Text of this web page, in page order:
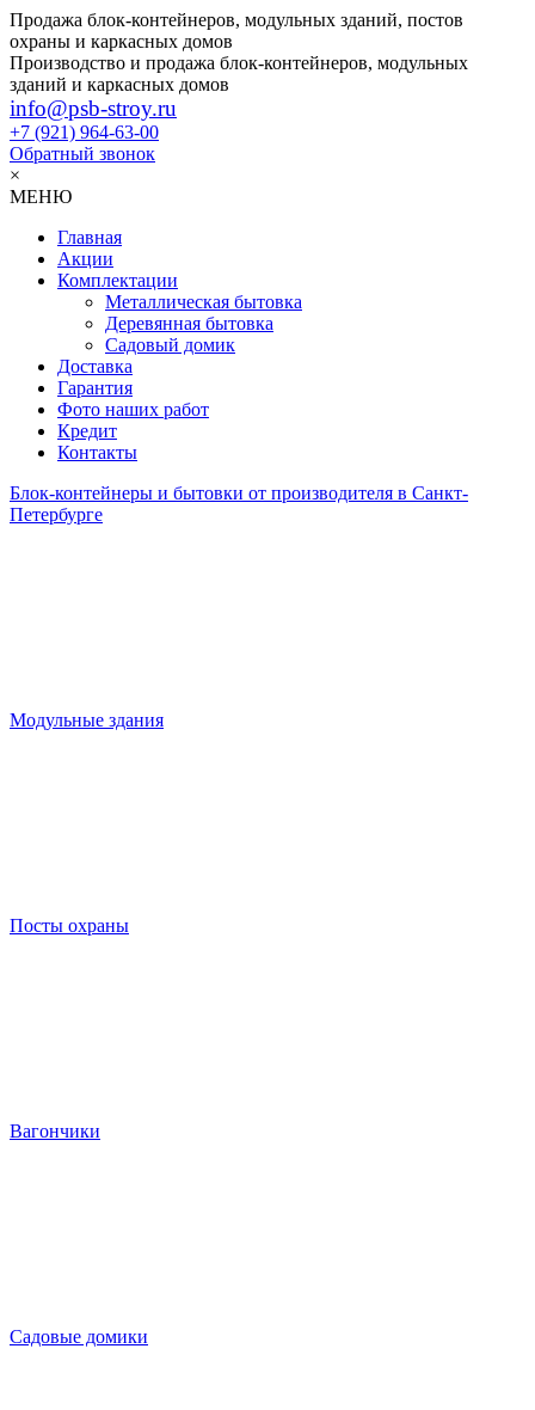
Продажа блок-контейнеров, модульных зданий, постов
охраны и каркасных домов
Производство и продажа блок-контейнеров, модульных
зданий и каркасных домов
info@psb-stroy.ru
+7 (921) 964-63-00
Обратный звонок
×
МЕНЮ
Главная
Акции
Комплектации
Металлическая бытовка
Деревянная бытовка
Садовый домик
Доставка
Гарантия
Фото наших работ
Кредит
Контакты
Блок-контейнеры и бытовки от производителя в Санкт-
Петербурге
Модульные здания
Посты охраны
Вагончики
Садовые домики